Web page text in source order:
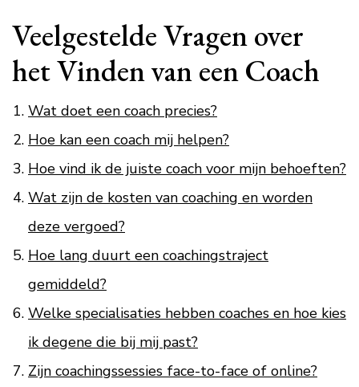
Veelgestelde Vragen over
het Vinden van een Coach
Wat doet een coach precies?
Hoe kan een coach mij helpen?
Hoe vind ik de juiste coach voor mijn behoeften?
Wat zijn de kosten van coaching en worden
deze vergoed?
Hoe lang duurt een coachingstraject
gemiddeld?
Welke specialisaties hebben coaches en hoe kies
ik degene die bij mij past?
Zijn coachingssessies face-to-face of online?